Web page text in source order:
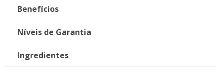
Benefícios
Níveis de Garantia
Ingredientes